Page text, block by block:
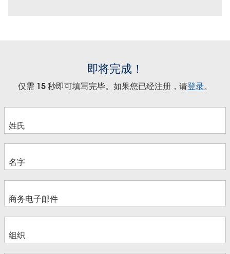
即将完成！
仅需 15 秒即可填写完毕。如果您已经注册，请登录。